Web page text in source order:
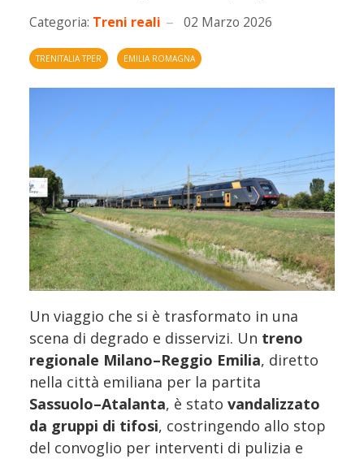
Categoria: Treni reali 02 Marzo 2026
TRENITALIA TPER EMILIA ROMAGNA
Un viaggio che si è trasformato in una
scena di degrado e disservizi. Un treno
regionale Milano–Reggio Emilia, diretto
nella città emiliana per la partita
Sassuolo–Atalanta, è stato vandalizzato
da gruppi di tifosi, costringendo allo stop
del convoglio per interventi di pulizia e